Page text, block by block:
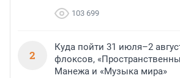
103 699
2
Куда пойти 31 июля–2
флоксов,
Манежа и «Музыка мира»